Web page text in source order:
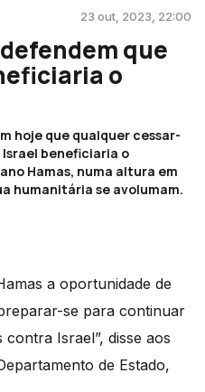
23 out, 2023, 22:00
que
o
hoje que qualquer cessar-
beneficiaria o
Hamas, numa altura em
humanitária se avolumam.
a oportunidade de
se para continuar
Israel”, disse aos
de Estado,